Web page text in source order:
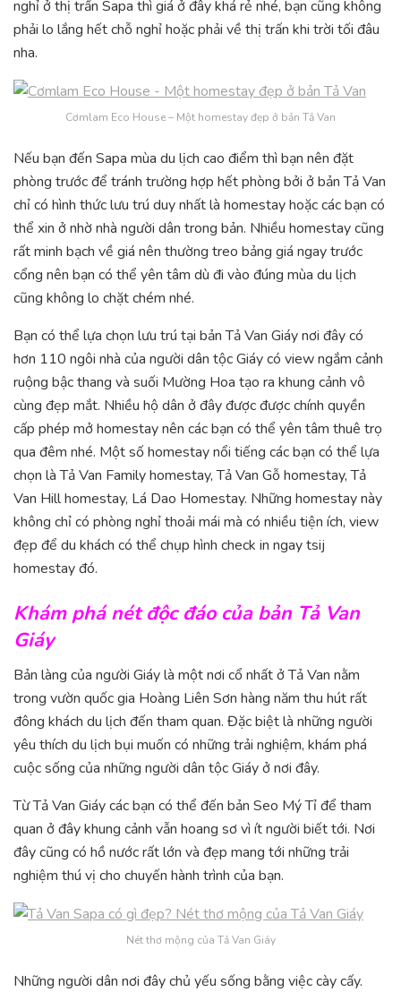
nghỉ ở thị trấn Sapa thì giá ở đây khá rẻ nhé, bạn cũng không
phải lo lắng hết chỗ nghỉ hoặc phải về thị trấn khi trời tối đâu
nha.
Cơmlam Eco House – Một homestay đẹp ở bản Tả Van
Nếu bạn đến Sapa mùa du lịch cao điểm thì bạn nên đặt
phòng trước để tránh trường hợp hết phòng bởi ở bản Tả Van
chỉ có hình thức lưu trú duy nhất là homestay hoặc các bạn có
thể xin ở nhờ nhà người dân trong bản. Nhiều homestay cũng
rất minh bạch về giá nên thường treo bảng giá ngay trước
cổng nên bạn có thể yên tâm dù đi vào đúng mùa du lịch
cũng không lo chặt chém nhé.
Bạn có thể lựa chọn lưu trú tại bản Tả Van Giáy nơi đây có
hơn 110 ngôi nhà của người dân tộc Giáy có view ngắm cảnh
ruộng bậc thang và suối Mường Hoa tạo ra khung cảnh vô
cùng đẹp mắt. Nhiều hộ dân ở đây được được chính quyền
cấp phép mở homestay nên các bạn có thể yên tâm thuê trọ
qua đêm nhé. Một số homestay nổi tiếng các bạn có thể lựa
chọn là Tả Van Family homestay, Tả Van Gỗ homestay, Tả
Van Hill homestay, Lá Dao Homestay. Những homestay này
không chỉ có phòng nghỉ thoải mái mà có nhiều tiện ích, view
đẹp để du khách có thể chụp hình check in ngay tsij
homestay đó.
Khám phá nét độc đáo của bản Tả Van
Giáy
Bản làng của người Giáy là một nơi cổ nhất ở Tả Van nằm
trong vườn quốc gia Hoàng Liên Sơn hàng năm thu hút rất
đông khách du lịch đến tham quan. Đặc biệt là những người
yêu thích du lịch bụi muốn có những trải nghiệm, khám phá
cuộc sống của những người dân tộc Giáy ở nơi đây.
Từ Tả Van Giáy các bạn có thể đến bản Seo Mý Tỉ để tham
quan ở đây khung cảnh vẫn hoang sơ vì ít người biết tới. Nơi
đây cũng có hồ nước rất lớn và đẹp mang tới những trải
nghiệm thú vị cho chuyến hành trình của bạn.
Nét thơ mộng của Tả Van Giáy
Những người dân nơi đây chủ yếu sống bằng việc cày cấy.